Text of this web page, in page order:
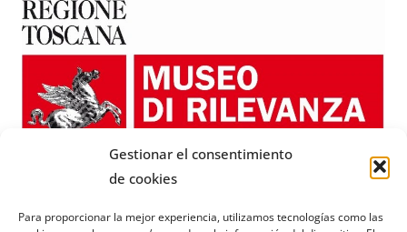
Gestionar el consentimiento
de cookies
Para proporcionar la mejor experiencia, utilizamos tecnologías como las